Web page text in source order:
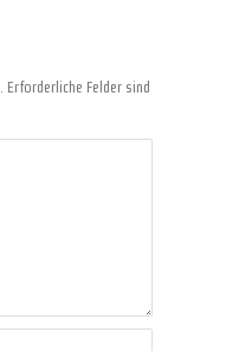
Erforderliche Felder sind